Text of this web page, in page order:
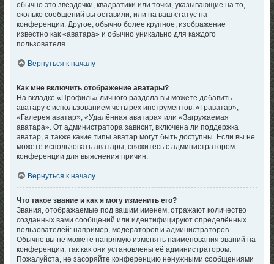
обычно это звёздочки, квадратики или точки, указывающие на то,
сколько сообщений вы оставили, или на ваш статус на
конференции. Другое, обычно более крупное, изображение
известно как «аватара» и обычно уникально для каждого
пользователя.
Вернуться к началу
Как мне включить отображение аватары?
На вкладке «Профиль» личного раздела вы можете добавить
аватару с использованием четырёх инструментов: «Граватар»,
«Галерея аватар», «Удалённая аватара» или «Загружаемая
аватара». От администратора зависит, включена ли поддержка
аватар, а также какие типы аватар могут быть доступны. Если вы не
можете использовать аватары, свяжитесь с администратором
конференции для выяснения причин.
Вернуться к началу
Что такое звание и как я могу изменить его?
Звания, отображаемые под вашим именем, отражают количество
созданных вами сообщений или идентифицируют определённых
пользователей: например, модераторов и администраторов.
Обычно вы не можете напрямую изменять наименования званий на
конференции, так как они установлены её администратором.
Пожалуйста, не засоряйте конференцию ненужными сообщениями